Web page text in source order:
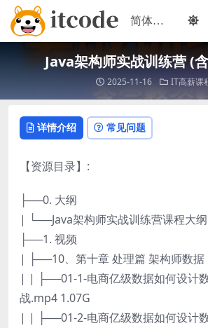
Java架构师实战训练营 (
2025-11-16 IT高薪课
详情介绍 常见问题
【资源目录】:
├──0. 大纲
| └──Java架构师实战训练营课程大
├──1. 视频
| ├──10、第十章 处理篇 架构师数据
| | ├──01-1-电商亿级数据如何设计
战.mp4 1.07G
| | ├──01-2-电商亿级数据如何设计